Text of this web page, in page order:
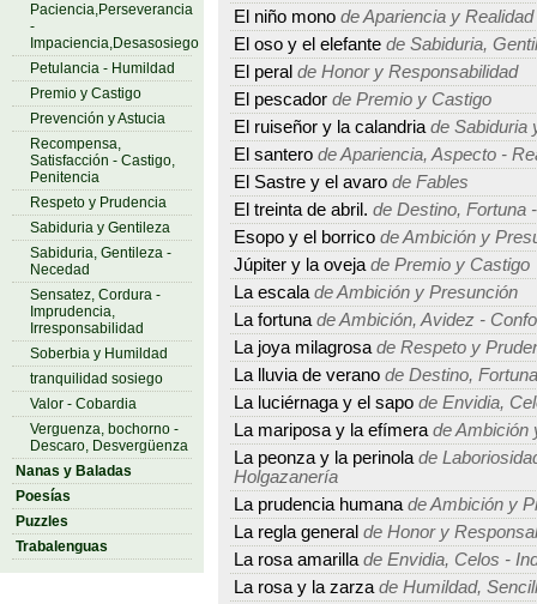
Paciencia,Perseverancia
-
Impaciencia,Desasosiego
Petulancia - Humildad
Premio y Castigo
Prevención y Astucia
Recompensa,
Satisfacción - Castigo,
Penitencia
Respeto y Prudencia
Sabiduria y Gentileza
Sabiduria, Gentileza -
Necedad
Sensatez, Cordura -
Imprudencia,
Irresponsabilidad
Soberbia y Humildad
tranquilidad sosiego
Valor - Cobardia
Verguenza, bochorno -
Descaro, Desvergüenza
Nanas y Baladas
Poesías
Puzzles
Trabalenguas
El niño mono de Apariencia y Realidad
El oso y el elefante de Sabiduria,
El peral de Honor y Responsabilidad
El pescador de Premio y Castigo
El ruiseñor y la calandria de Sabiduria
El santero de Apariencia, Aspecto -
El Sastre y el avaro de Fables
El treinta de abril. de Destino, Fortuna
Esopo y el borrico de Ambición y
Júpiter y la oveja de Premio y Castigo
La escala de Ambición y Presunción
La fortuna de Ambición, Avidez -
La joya milagrosa de Respeto y
La lluvia de verano de Destino,
La luciérnaga y el sapo de Envidia,
La mariposa y la efímera de Ambición
La peonza y la perinola de
Holgazanería
La prudencia humana de Ambición y
La regla general de Honor y
La rosa amarilla de Envidia, Celos -
La rosa y la zarza de Humildad,